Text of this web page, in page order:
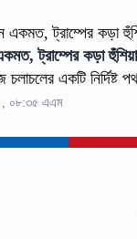
ট্রাম্পের কড়া
একটি নির্দিষ্ট
, ০৮:৩৫ এএম